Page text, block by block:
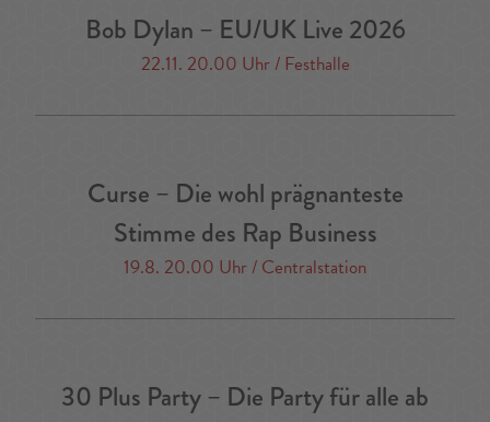
Bob Dylan – EU/UK Live 2026
22.11. 20.00 Uhr / Festhalle
Curse – Die wohl prägnanteste
Stimme des Rap Business
19.8. 20.00 Uhr / Centralstation
30 Plus Party – Die Party für alle ab